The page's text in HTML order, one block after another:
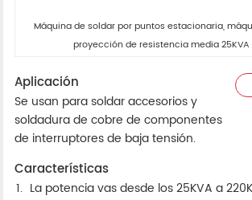
Máquina de soldar por puntos estacionaria,
proyección de resistencia media 25KVA
Aplicación
Se usan para soldar accesorios y
soldadura de cobre de componentes
de interruptores de baja tensión.
Características
La potencia vas desde los 25KVA a